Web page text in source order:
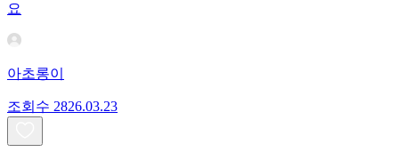
요
아초롱이
조회수 2826.03.23